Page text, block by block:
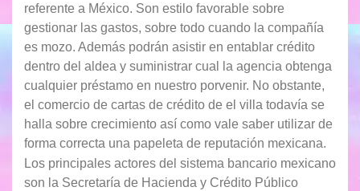
referente a México. Son estilo favorable sobre
gestionar las gastos, sobre todo cuando la compañía
es mozo. Además podrán asistir en entablar crédito
dentro del aldea y suministrar cual la agencia obtenga
cualquier préstamo en nuestro porvenir. No obstante,
el comercio de cartas de crédito de el villa todavía se
halla sobre crecimiento así­ como vale saber utilizar de
forma correcta una papeleta de reputación mexicana.
Los principales actores del sistema bancario mexicano
son la Secretaría de Hacienda y Crédito Público